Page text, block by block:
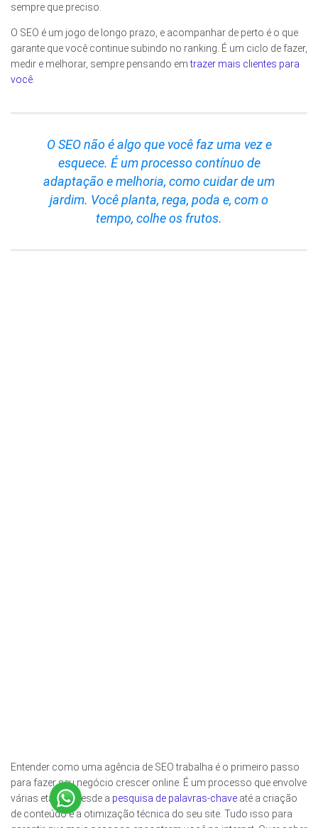
sempre que preciso.
O SEO é um jogo de longo prazo, e acompanhar de perto é o que
garante que você continue subindo no ranking. É um ciclo de fazer,
medir e melhorar, sempre pensando emtrazer mais clientes para
você
O SEO não é algo que você faz uma vez e
esquece. É um processo contínuo de
adaptação e melhoria, como cuidar de um
jardim. Você planta, rega, poda e, com o
tempo, colhe os frutos.
Entender como uma agência de SEO trabalha é o primeiro passo
para fazer seu negócio crescer online. É um processo que envolve
várias etapas, desde a pesquisa de palavras-chave até a criação
de conteúdo e a otimização técnica do seu site. Tudo isso para
Site Confiável
Certificado: Trustindex